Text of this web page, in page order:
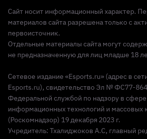
Сайт носит информационный характер.
материалов сайта разрешена только с
первоисточник.
Отдельные материалы сайта могут
не предназначенную для лиц младше 18
Сетевое издание «Esports.ru» (адрес в
Esports.ru), свидетельство Эл № ФС77-
Федеральной службой по надзору в сфере
информационных технологий и массовых
(Роскомнадзор) 19 декабря 2023 г.
Учредитель: Тхалиджоков А.С, главный